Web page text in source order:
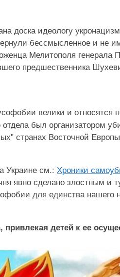
доска идеологу
бессмысленное и не
Мелитополя генерала
предшественника
велики и относятся
отдела был организатором
странах Восточной
Украине см.: Хроники
явно сделано злостным и
для единства нашего
детей к ее